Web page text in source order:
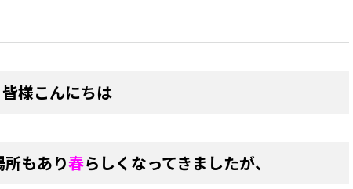
皆様こんにちは
もあり春らしくなってきましたが、